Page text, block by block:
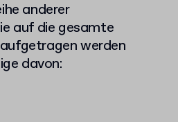
anderer
auf die gesamte
werden
davon: